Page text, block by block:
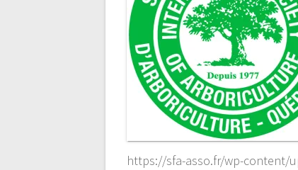
https://sfa-asso.fr/wp-content/